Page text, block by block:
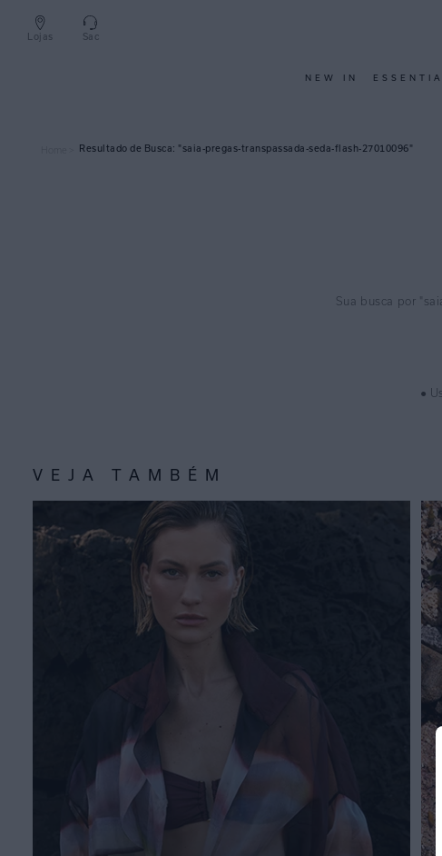
Lojas Sac
NEW IN
saia-pregas-transpassada-seda-flash-27010096
●
VEJA TAMBÉM